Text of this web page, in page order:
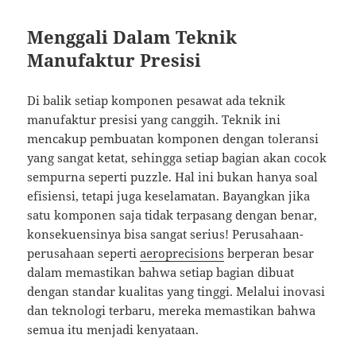
Menggali Dalam Teknik
Manufaktur Presisi
Di balik setiap komponen pesawat ada teknik
manufaktur presisi yang canggih. Teknik ini
mencakup pembuatan komponen dengan toleransi
yang sangat ketat, sehingga setiap bagian akan cocok
sempurna seperti puzzle. Hal ini bukan hanya soal
efisiensi, tetapi juga keselamatan. Bayangkan jika
satu komponen saja tidak terpasang dengan benar,
konsekuensinya bisa sangat serius! Perusahaan-
perusahaan sepertiaeroprecisions berperan besar
dalam memastikan bahwa setiap bagian dibuat
dengan standar kualitas yang tinggi. Melalui inovasi
dan teknologi terbaru, mereka memastikan bahwa
semua itu menjadi kenyataan.